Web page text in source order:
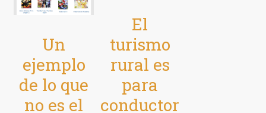
Un
ejemplo
de lo que
no es el
El
turismo
rural es
para
conductor